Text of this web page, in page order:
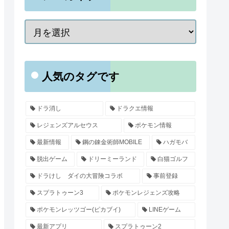
人気のタグです
ドラ消し ドラクエ情報
レジェンズアルセウス ポケモン情報
最新情報 鋼の錬金術師MOBILE ハガモバ
脱出ゲーム ドリーミーランド 白猫ゴルフ
ドラけし ダイの大冒険コラボ 事前登録
スプラトゥーン3 ポケモンレジェンズ攻略
ポケモンレッツゴー(ピカブイ) LINEゲーム
最新アプリ スプラトゥーン2